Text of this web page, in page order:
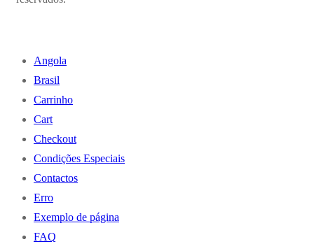
Angola
Brasil
Carrinho
Cart
Checkout
Condições Especiais
Contactos
Erro
Exemplo de página
FAQ